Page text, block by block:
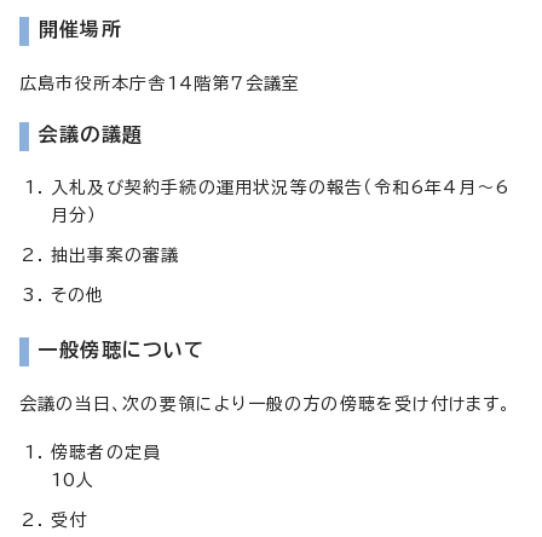
開催場所
広島市役所本庁舎14階第7会議室
会議の議題
入札及び契約手続の運用状況等の報告（令和6年4月～6
月分）
抽出事案の審議
その他
一般傍聴について
会議の当日、次の要領により一般の方の傍聴を受け付けます。
傍聴者の定員
10人
受付